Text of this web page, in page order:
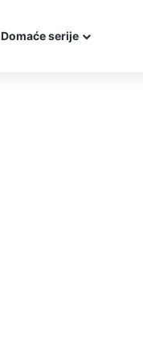
Domaće serije